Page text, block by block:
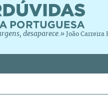
desaparece.» João Carreira